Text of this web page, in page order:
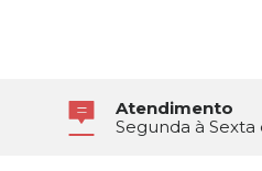
Atendimento
Segunda à Sexta